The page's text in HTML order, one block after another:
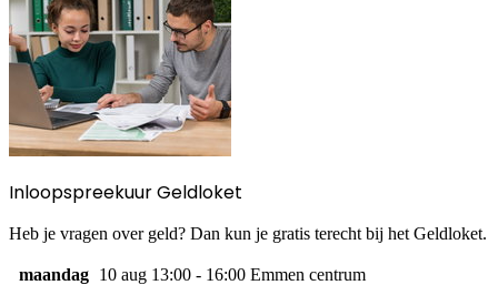
Inloopspreekuur Geldloket
Heb je vragen over geld? Dan kun je gratis terecht bij het Geldloket.
maandag 10 aug 13:00 - 16:00 Emmen centrum